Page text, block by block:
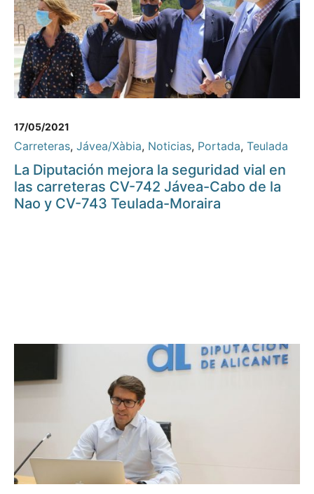
17/05/2021
Carreteras, Jávea/Xàbia, Noticias, Portada, Teulada
La Diputación mejora la seguridad vial en
las carreteras CV-742 Jávea-Cabo de la
Nao y CV-743 Teulada-Moraira